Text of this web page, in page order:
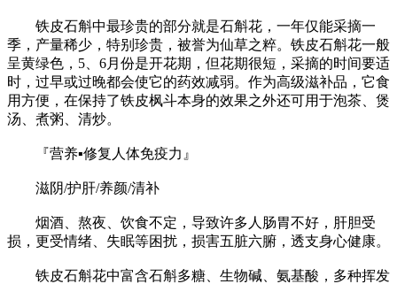
铁皮石斛中最珍贵的部分就是石斛花，一年仅能采摘一
季，产量稀少，特别珍贵，被誉为仙草之粹。铁皮石斛花一般
呈黄绿色，5、6月份是开花期，但花期很短，采摘的时间要适
时，过早或过晚都会使它的药效减弱。作为高级滋补品，它食
用方便，在保持了铁皮枫斗本身的效果之外还可用于泡茶、煲
汤、煮粥、清炒。
『营养▪修复人体免疫力』
滋阴/护肝/养颜/清补
烟酒、熬夜、饮食不定，导致许多人肠胃不好，肝胆受
损，更受情绪、失眠等困扰，损害五脏六腑，透支身心健康。
铁皮石斛花中富含石斛多糖、生物碱、氨基酸，多种挥发